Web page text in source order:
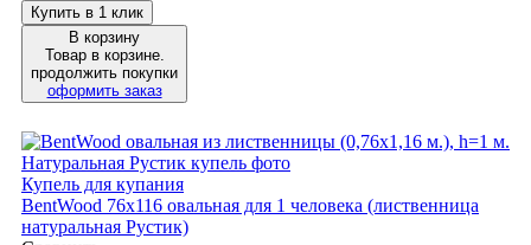
Купить в 1 клик
В корзину
Товар в корзине.
продолжить покупки
оформить заказ
Купель для купания
BentWood 76х116 овальная для 1 человека (лиственница
натуральная Рустик)